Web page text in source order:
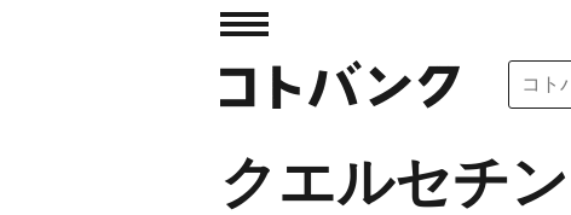
クエルセチン